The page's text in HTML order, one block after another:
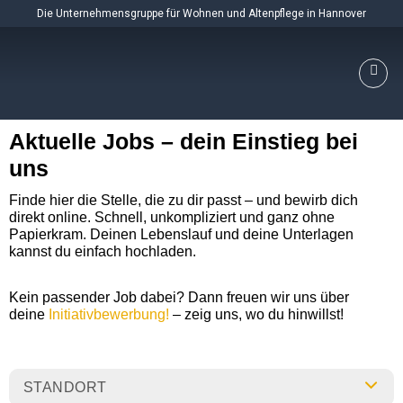
Die Unternehmensgruppe für Wohnen und Altenpflege in Hannover
Aktuelle Jobs – dein Einstieg bei
uns
Finde hier die Stelle, die zu dir passt – und bewirb dich
direkt online. Schnell, unkompliziert und ganz ohne
Papierkram. Deinen Lebenslauf und deine Unterlagen
kannst du einfach hochladen.
Kein passender Job dabei? Dann freuen wir uns über
deine Initiativbewerbung! – zeig uns, wo du hinwillst!
STANDORT